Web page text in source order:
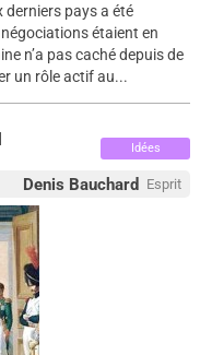
derniers pays a été
étaient en
n’a pas caché depuis de
un rôle actif au...
Idées
Denis Bauchard Esprit